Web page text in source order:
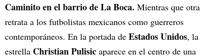
Caminito en el barrio de La Boca. Mientras que otra
retrata a los futbolistas mexicanos como guerreros
contemporáneos. En la portada de Estados Unidos, la
estrella Christian Pulisic aparece en el centro de una